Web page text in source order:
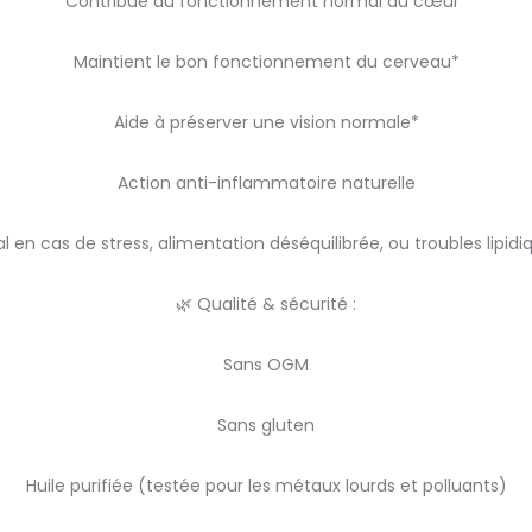
Maintient le bon fonctionnement du cerveau*
Aide à préserver une vision normale*
Action anti-inflammatoire naturelle
en cas de stress, alimentation déséquilibrée, ou troubles
🌿 Qualité & sécurité :
Sans OGM
Sans gluten
Huile purifiée (testée pour les métaux lourds et polluants)